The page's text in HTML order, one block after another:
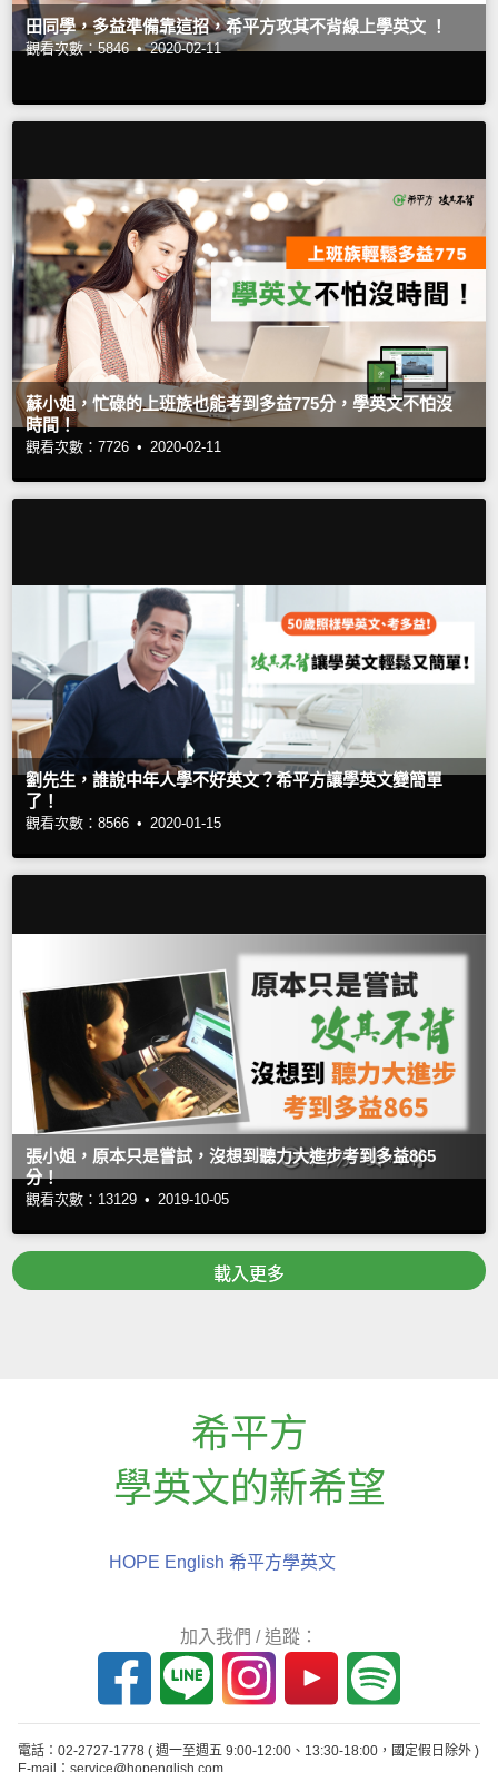
田同學，多益準備靠這招，希平方攻其不背線上學英文 ！
觀看次數：5846 • 2020-02-11
蘇小姐，忙碌的上班族也能考到多益775分，學英文不怕沒
時間！
觀看次數：7726 • 2020-02-11
劉先生，誰說中年人學不好英文？希平方讓學英文變簡單
了！
觀看次數：8566 • 2020-01-15
張小姐，原本只是嘗試，沒想到聽力大進步考到多益865
分！
觀看次數：13129 • 2019-10-05
載入更多
希平方
學英文的新希望
HOPE English 希平方學英文
加入我們 / 追蹤：
電話：02-2727-1778 ( 週一至週五 9:00-12:00、13:30-18:00，國定假日除外 )
E-mail：service@hopenglish.com